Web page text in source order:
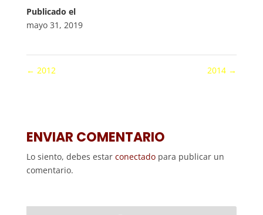
Publicado el
mayo 31, 2019
← 2012 2014 →
ENVIAR COMENTARIO
Lo siento, debes estar conectadopara publicar un
comentario.